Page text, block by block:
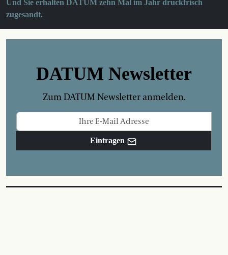
Und Sie erhalten DATUM zehn Mal im Jahr druckfrisch
zugesandt.
DATUM Newsletter
Zum DATUM Newsletter anmelden.
Eintragen